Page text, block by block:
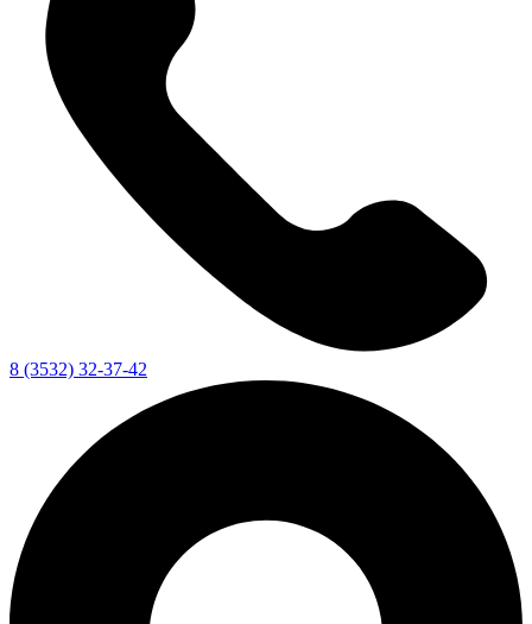
8 (3532) 32-37-42